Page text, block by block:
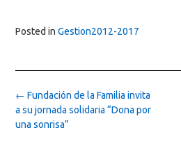
Posted in Gestion2012-2017
Post
navigation
← Fundación de la Familia invita
a su jornada solidaria “Dona por
una sonrisa”